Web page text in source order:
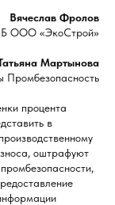
Вячеслав Фролов
ООО «ЭкоСтрой»
Мартынова
Промбезопасность
процента
в
оштрафуют